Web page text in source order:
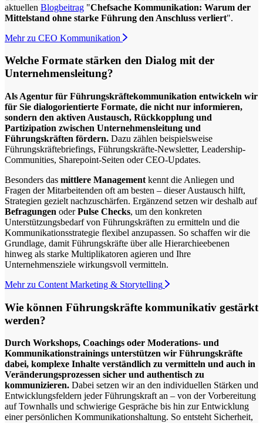
aktuellen Blogbeitrag "Chefsache Kommunikation: Warum der
Mittelstand ohne starke Führung den Anschluss verliert".
Mehr zu CEO Kommunikation
Welche Formate stärken den Dialog mit der
Unternehmensleitung?
Als Agentur für Führungskräftekommunikation entwickeln wir
für Sie dialogorientierte Formate, die nicht nur informieren,
sondern den aktiven Austausch, Rückkopplung und
Partizipation zwischen Unternehmensleitung und
Führungskräften fördern. Dazu zählen beispielsweise
Führungskräftebriefings, Führungskräfte-Newsletter, Leadership-
Communities, Sharepoint-Seiten oder CEO-Updates.
Besonders das mittlere Management kennt die Anliegen und
Fragen der Mitarbeitenden oft am besten – dieser Austausch hilft,
Strategien gezielt nachzuschärfen. Ergänzend setzen wir deshalb auf
Befragungen oderPulse Checks, um den konkreten
Unterstützungsbedarf von Führungskräften zu ermitteln und die
Kommunikationsstrategie flexibel anzupassen. So schaffen wir die
Grundlage, damit Führungskräfte über alle Hierarchieebenen
hinweg als starke Multiplikatoren agieren und Ihre
Unternehmensziele wirkungsvoll vermitteln.
Mehr zu Content Marketing & Storytelling
Wie können Führungskräfte kommunikativ gestärkt
werden?
Durch Workshops, Coachings oder Moderations- und
Kommunikationstrainings unterstützen wir Führungskräfte
dabei, komplexe Inhalte verständlich zu vermitteln und auch in
Veränderungsprozessen sicher und authentisch zu
kommunizieren. Dabei setzen wir an den individuellen Stärken und
Entwicklungsfeldern jeder Führungskraft an – von der Vorbereitung
auf Townhalls und schwierige Gespräche bis hin zur Entwicklung
einer persönlichen Kommunikationshaltung. So entsteht Sicherheit,